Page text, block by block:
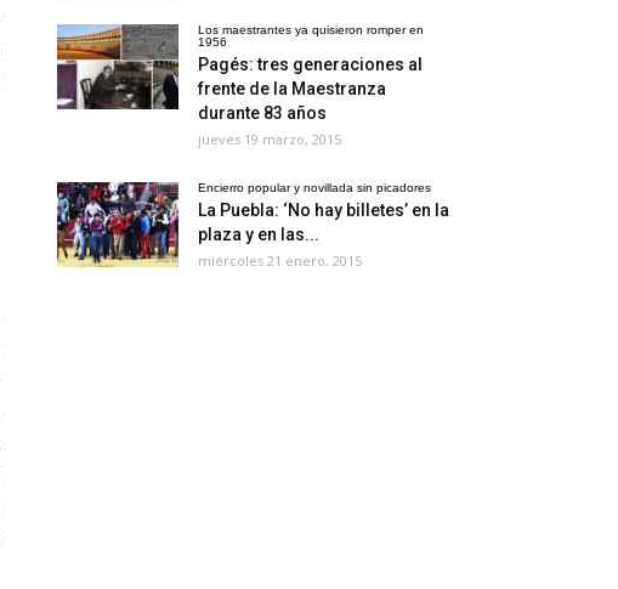
Los maestrantes ya quisieron romper en
1956
Pagés: tres generaciones al
frente de la Maestranza
durante 83 años
jueves 19 marzo, 2015
Encierro popular y novillada sin picadores
La Puebla: ‘No hay billetes’ en la
plaza y en las...
miércoles 21 enero, 2015